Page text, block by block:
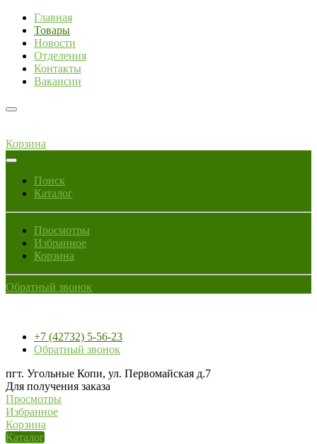
Главная
Товары
Новости
Отделения
Контакты
Вакансии
Корзина
Поиск
Каталог
Просмотры
Избранное
Корзина
Обратный звонок
+7 (42732) 5-56-23
Обратный звонок
пгт. Угольные Копи, ул. Первомайская д.7
Для получения заказа
Просмотры
Избранное
Корзина
Каталог